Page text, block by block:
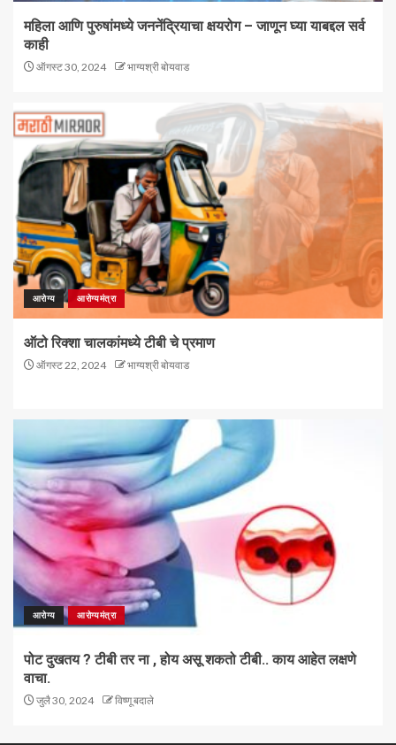
महिला आणि पुरुषांमध्ये जननेंद्रियाचा क्षयरोग – जाणून घ्या याबद्दल सर्व
काही
ऑगस्ट 30, 2024 भाग्यश्री बोयवाड
आरोग्य आरोग्यमंत्रा
ऑटो रिक्शा चालकांमध्ये टीबी चे प्रमाण
ऑगस्ट 22, 2024 भाग्यश्री बोयवाड
आरोग्य आरोग्यमंत्रा
पोट दुखतय ? टीबी तर ना , होय असू शकतो टीबी.. काय आहेत लक्षणे
वाचा.
जुलै 30, 2024 विष्णू बदाले